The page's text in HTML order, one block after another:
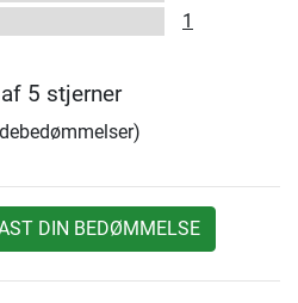
1
af 5 stjerner
DIN BEDØMMELSE